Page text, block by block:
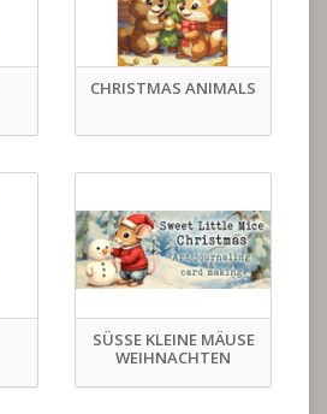
CHRISTMAS ANIMALS
SÜSSE KLEINE MÄUSE W
EIHNACHTEN